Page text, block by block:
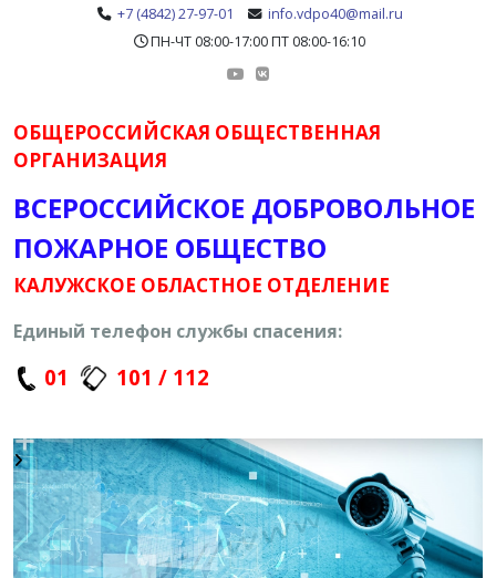
+7 (4842) 27-97-01
info.vdpo40@mail.ru
ПН-ЧТ 08:00-17:00 ПТ 08:00-16:10
ОБЩЕРОССИЙСКАЯ ОБЩЕСТВЕННАЯ
ОРГАНИЗАЦИЯ
ВСЕРОССИЙСКОЕ ДОБРОВОЛЬНОЕ
ПОЖАРНОЕ ОБЩЕСТВО
КАЛУЖСКОЕ ОБЛАСТНОЕ ОТДЕЛЕНИЕ
Единый телефон службы спасения:
01 101 / 112